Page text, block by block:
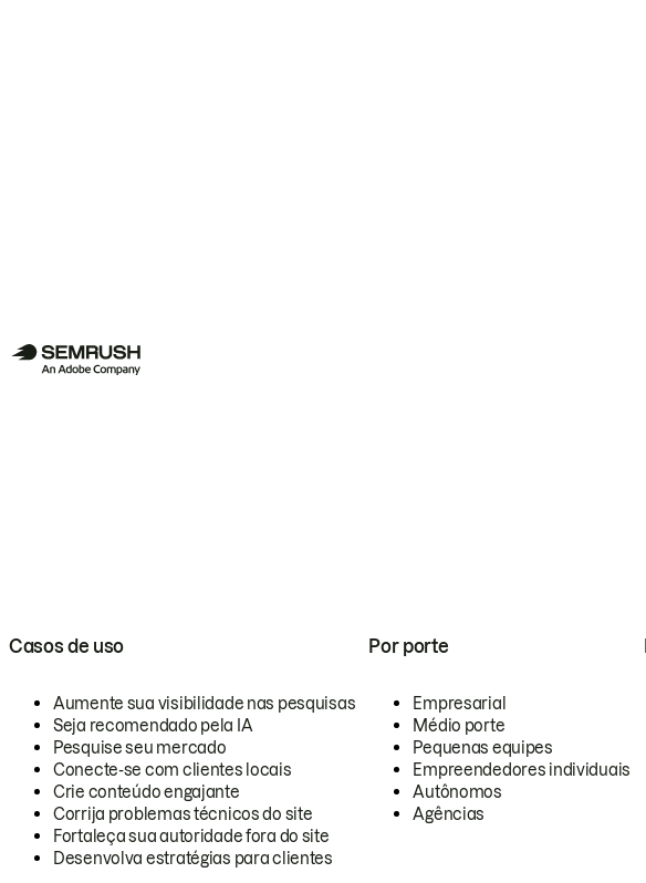
Casos de uso
Aumente sua visibilidade nas pesquisas
Seja recomendado pela IA
Pesquise seu mercado
Conecte-se com clientes locais
Crie conteúdo engajante
Corrija problemas técnicos do site
Fortaleça sua autoridade fora do site
Desenvolva estratégias para clientes
Por porte
Empresarial
Médio porte
Pequenas equipes
Empreendedores individuais
Autônomos
Agências